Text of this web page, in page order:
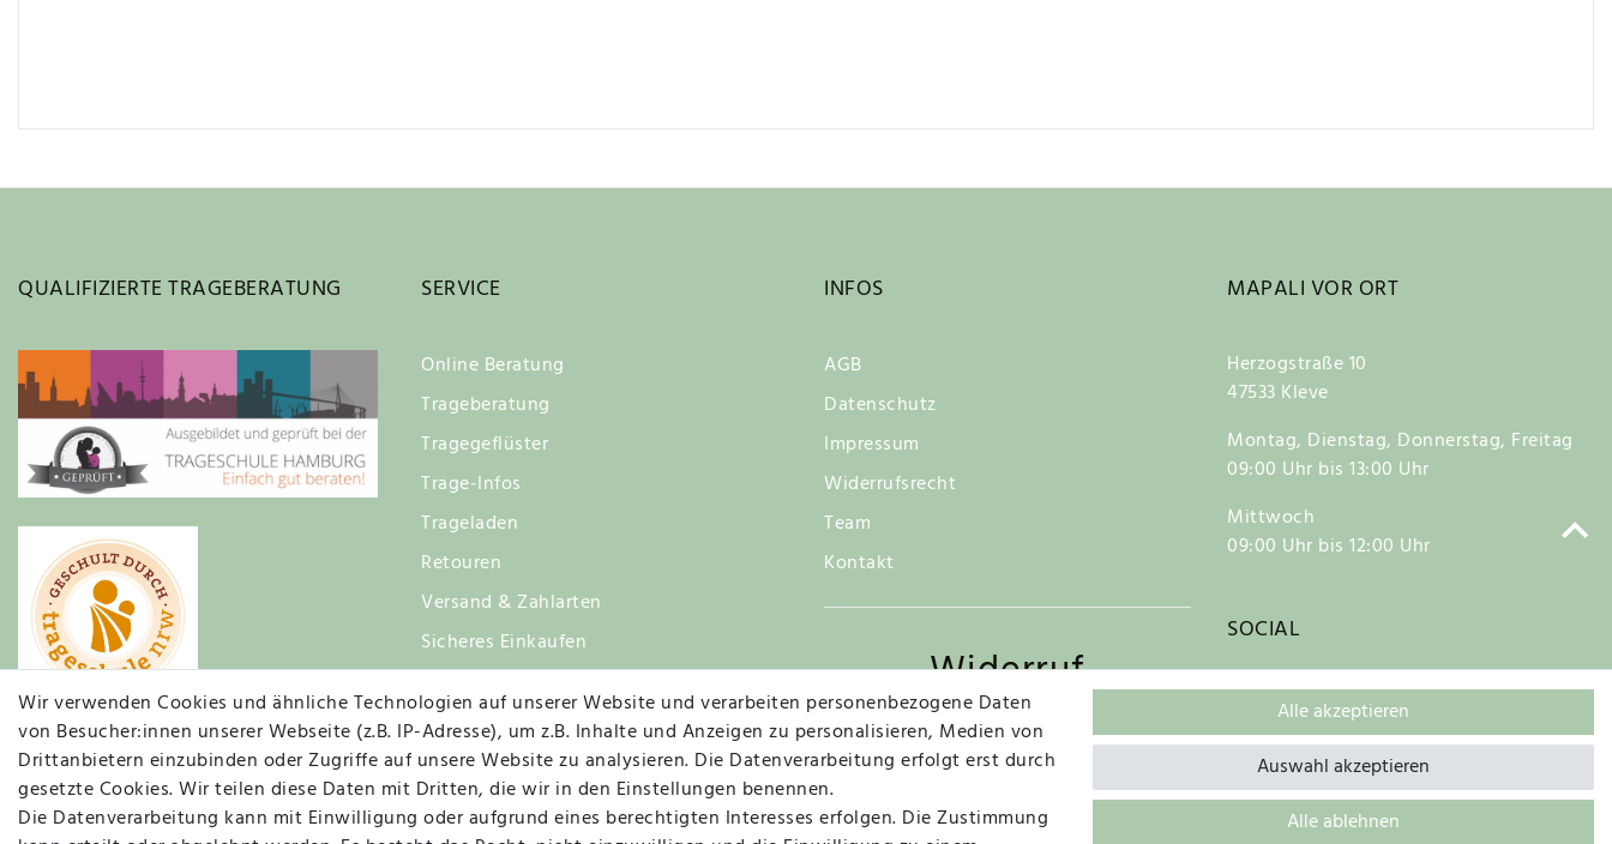
QUALIFIZIERTE TRAGEBERATUNG SERVICE
Online Beratung
Trageberatung
Tragegeflüster
Trage-Infos
Trageladen
Retouren
Versand & Zahlarten
Sicheres Einkaufen
INFOS
AGB
Datenschutz
Impressum
Widerrufsrecht
Team
Kontakt
Widerruf
Vertrag widerrufen
MAPALI VOR ORT
Herzogstraße 10
47533 Kleve
Montag, Dienstag, Donnerstag, Freitag
09:00 Uhr bis 13:00 Uhr
Mittwoch
09:00 Uhr bis 12:00 Uhr
SOCIAL
Wir verwenden Cookies und ähnliche Technologien auf unserer Website und verarbeiten personenbezogene Daten
von Besucher:innen unserer Webseite (z.B. IP-Adresse), um z.B. Inhalte und Anzeigen zu personalisieren, Medien von
Drittanbietern einzubinden oder Zugriffe auf unsere Website zu analysieren. Die Datenverarbeitung erfolgt erst durch
gesetzte Cookies. Wir teilen diese Daten mit Dritten, die wir in den Einstellungen benennen.
Die Datenverarbeitung kann mit Einwilligung oder aufgrund eines berechtigten Interesses erfolgen. Die Zustimmung
Alle akzeptieren
Alle ablehnen
Auswahl akzeptieren